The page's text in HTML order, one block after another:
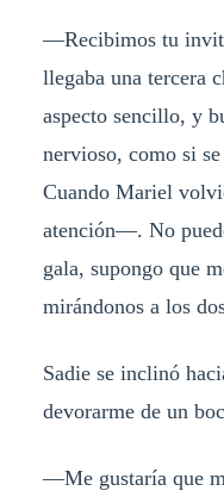
—Recibimos tu
llegaba una tercera
aspecto sencillo, y
nervioso, como si
Cuando Mariel
atención—. No
gala, supongo que
mirándonos a los
Sadie se inclinó
devorarme de un
—Me gustaría que